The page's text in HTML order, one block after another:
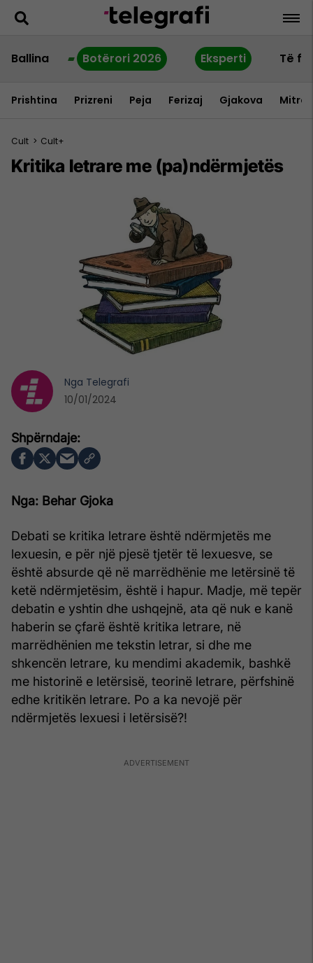
Ballina Botërori 2026 Eksperti Të
Prishtina Prizreni Peja Ferizaj Gjakova
Cult > Cult+
Kritika letrare me (pa)ndërmjetës
Nga: Behar Gjoka
Debati se kritika letrare është ndërmjetës me
lexuesin, e për një pjesë tjetër të lexuesve, se
është absurde që në marrëdhënie me letërsinë të
ketë ndërmjetësim, është i hapur. Madje, më tepër
debatin e yshtin dhe ushqejnë, ata që nuk e kanë
haberin se çfarë është kritika letrare, në
marrëdhënien me tekstin letrar, si dhe me
shkencën letrare, ku mendimi akademik, bashkë
me historinë e letërsisë, teorinë letrare, përfshinë
edhe kritikën letrare. Po a ka nevojë për
ndërmjetës lexuesi i letërsisë?!
Nga Telegrafi
10/01/2024